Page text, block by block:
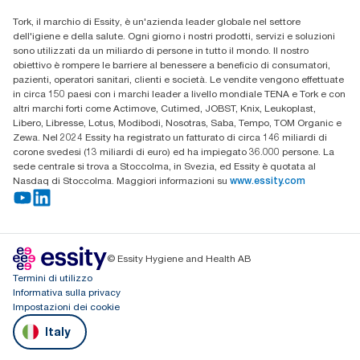
Tork, il marchio di Essity, è un'azienda leader globale nel settore
dell'igiene e della salute. Ogni giorno i nostri prodotti, servizi e soluzioni
sono utilizzati da un miliardo di persone in tutto il mondo. Il nostro
obiettivo è rompere le barriere al benessere a beneficio di consumatori,
pazienti, operatori sanitari, clienti e società. Le vendite vengono effettuate
in circa 150 paesi con i marchi leader a livello mondiale TENA e Tork e con
altri marchi forti come Actimove, Cutimed, JOBST, Knix, Leukoplast,
Libero, Libresse, Lotus, Modibodi, Nosotras, Saba, Tempo, TOM Organic e
Zewa. Nel 2024 Essity ha registrato un fatturato di circa 146 miliardi di
corone svedesi (13 miliardi di euro) ed ha impiegato 36.000 persone. La
sede centrale si trova a Stoccolma, in Svezia, ed Essity è quotata al
Nasdaq di Stoccolma. Maggiori informazioni su www.essity.com
© Essity Hygiene and Health AB
Termini di utilizzo
Informativa sulla privacy
Impostazioni dei cookie
Italy